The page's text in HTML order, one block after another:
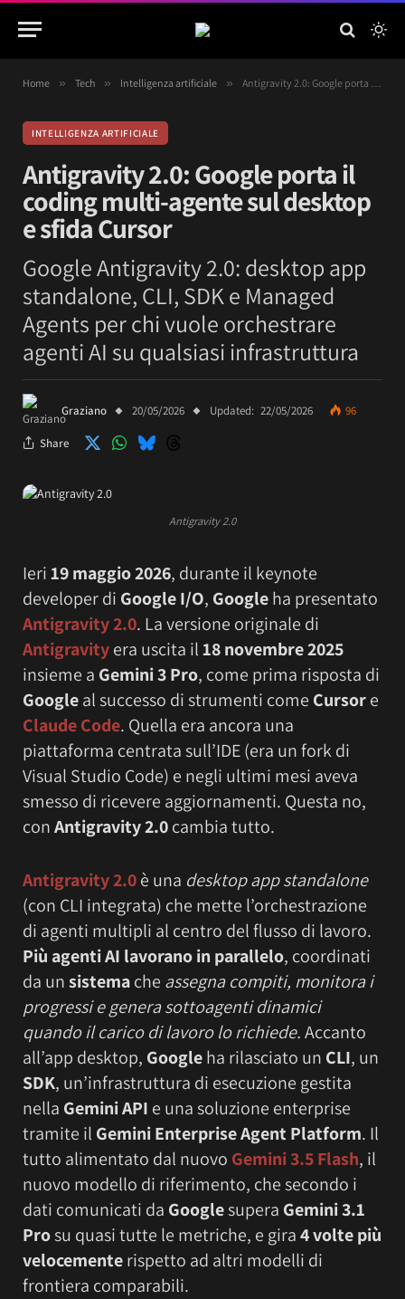
Home » Tech » Intelligenza artificiale » Antigravity 2.0: Google porta il coding multi-agente sul desktop e sfida Cursor
INTELLIGENZA ARTIFICIALE
Antigravity 2.0: Google porta il
coding multi-agente sul desktop
e sfida Cursor
Google Antigravity 2.0: desktop app
standalone, CLI, SDK e Managed
Agents per chi vuole orchestrare
agenti AI su qualsiasi infrastruttura
Graziano 20/05/2026 Updated: 22/05/2026 96
Share
Antigravity 2.0
Ieri19 maggio 2026, durante il keynote
developer di Google I/O, Googleha presentato
Antigravity 2.0. La versione originale di
Antigravityera uscita il18 novembre 2025
insieme a Gemini 3Pro, come prima risposta di
Googleal successo di strumenti come Cursore
Claude Code. Quella era ancora una
piattaforma centrata sull’IDE (era un fork di
Visual Studio Code) e negli ultimi mesi aveva
smesso di ricevere aggiornamenti. Questa no,
conAntigravity 2.0cambia tutto.
Antigravity 2.0è una desktop app standalone
(con CLI integrata) che mette l’orchestrazione
di agenti multipli al centro del flusso di lavoro.
Più agenti AI lavorano in parallelo, coordinati
da unsistemache assegna compiti, monitora i
progressi e genera sottoagenti dinamici
quando il carico di lavoro lo richiede.Accanto
all’app desktop, Googleha rilasciato un CLI, un
SDK, un’infrastruttura di esecuzione gestita
nella Gemini API e una soluzione enterprise
tramite il Gemini Enterprise Agent Platform. Il
tutto alimentato dal nuovo Gemini 3.5 Flash, il
nuovo modello di riferimento, che secondo i
dati comunicati da Googlesupera Gemini 3.1
Prosu quasi tutte le metriche, e gira4 volte più
velocementerispetto ad altri modelli di
frontiera comparabili.